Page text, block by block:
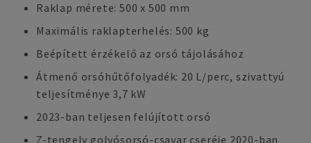
Raklap mérete: 500 x 500 mm
Maximális raklapterhelés: 500 kg
Beépített érzékelő az orsó tájolásához
Átmenő orsóhűtőfolyadék: 20 L/perc, szivattyú
teljesítménye 3,7 kW
2023-ban teljesen felújított orsó
Z-tengely golyósorsó-csavar cseréje 2020-ban